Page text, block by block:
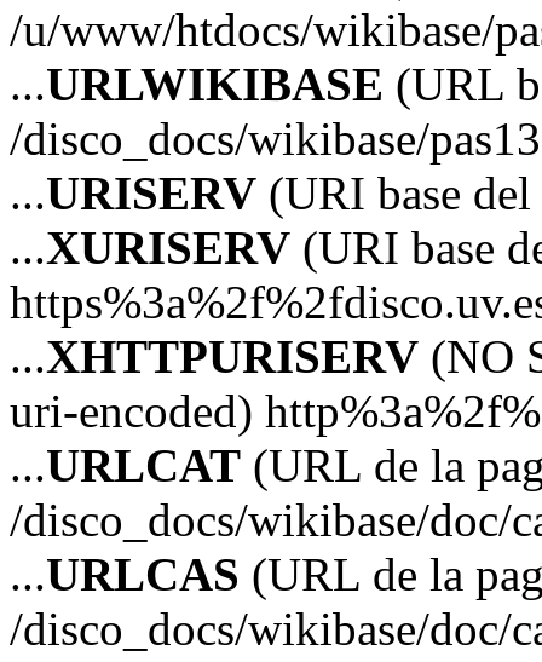
/u/www/htdocs/wikibase/
...URLWIKIBASE (URL
/disco_docs/wikibase/pas13
...URISERV (URI base
...XURISERV (URI base
...XHTTPURISERV (NO
uri-encoded)
...URLCAT (URL de la
/disco_docs/wikibase/
...URLCAS (URL de la
/disco_docs/wikibase/doc/